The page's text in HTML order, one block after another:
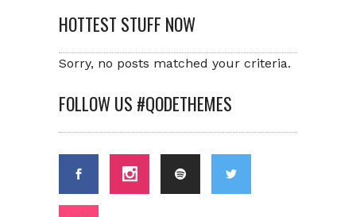
HOTTEST STUFF NOW
Sorry, no posts matched your criteria.
FOLLOW US #QODETHEMES